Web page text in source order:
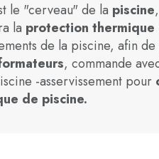
le "cerveau" de la piscine
la protection
de la piscine, afin
, commande
-asservissement pour
de piscine.